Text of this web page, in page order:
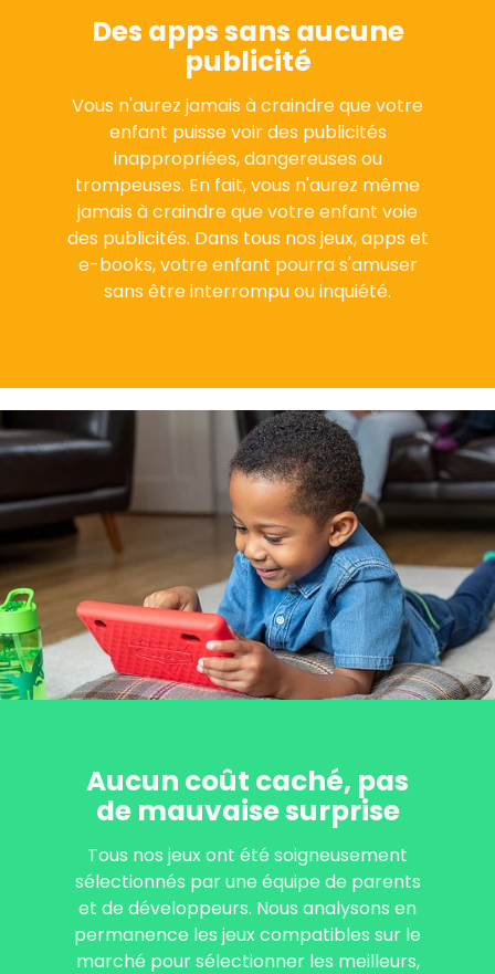
Des apps sans aucune
publicité
Vous n'aurez jamais à craindre que votre
enfant puisse voir des publicités
inappropriées, dangereuses ou
trompeuses. En fait, vous n'aurez même
jamais à craindre que votre enfant voie
des publicités. Dans tous nos jeux, apps et
e-books, votre enfant pourra s'amuser
sans être interrompu ou inquiété.
Aucun coût caché, pas
de mauvaise surprise
Tous nos jeux ont été soigneusement
sélectionnés par une équipe de parents
et de développeurs. Nous analysons en
permanence les jeux compatibles sur le
marché pour sélectionner les meilleurs,